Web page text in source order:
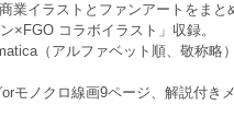
イラストとファンアートをまと
×FGO コラボイラスト」収録。
（アルファベット順、敬称略）
モノクロ線画9ページ、解説付き